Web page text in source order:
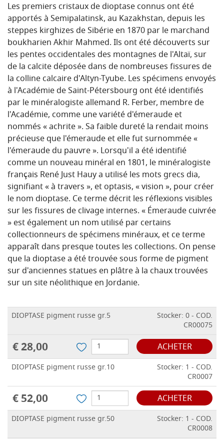
Les premiers cristaux de dioptase connus ont été
apportés à Semipalatinsk, au Kazakhstan, depuis les
steppes kirghizes de Sibérie en 1870 par le marchand
boukharien Akhir Mahmed. Ils ont été découverts sur
les pentes occidentales des montagnes de l'Altaï, sur
de la calcite déposée dans de nombreuses fissures de
la colline calcaire d'Altyn-Tyube. Les spécimens envoyés
à l'Académie de Saint-Pétersbourg ont été identifiés
par le minéralogiste allemand R. Ferber, membre de
l'Académie, comme une variété d'émeraude et
nommés « achrite ». Sa faible dureté la rendait moins
précieuse que l'émeraude et elle fut surnommée «
l'émeraude du pauvre ». Lorsqu'il a été identifié
comme un nouveau minéral en 1801, le minéralogiste
français René Just Hauy a utilisé les mots grecs dia,
signifiant « à travers », et optasis, « vision », pour créer
le nom dioptase. Ce terme décrit les réflexions visibles
sur les fissures de clivage internes. « Émeraude cuivrée
» est également un nom utilisé par certains
collectionneurs de spécimens minéraux, et ce terme
apparaît dans presque toutes les collections. On pense
que la dioptase a été trouvée sous forme de pigment
sur d'anciennes statues en plâtre à la chaux trouvées
sur un site néolithique en Jordanie.
DIOPTASE pigment russe gr.5
Stocker: 0 - COD.
CR00075
€ 28,00 ACHETER
DIOPTASE pigment russe gr.10
Stocker: 1 - COD.
CR0007
€ 52,00 ACHETER
DIOPTASE pigment russe gr.50
Stocker: 1 - COD.
CR0008